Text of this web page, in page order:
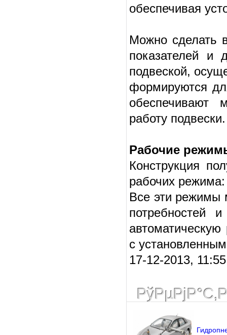
обеспечивая
Можно сделать
показателей и
подвеской,
формируются
обеспечивают
работу подвески.
Рабочие
Конструкция
рабочих
Все эти режимы
потребностей
с
17-12-2013,